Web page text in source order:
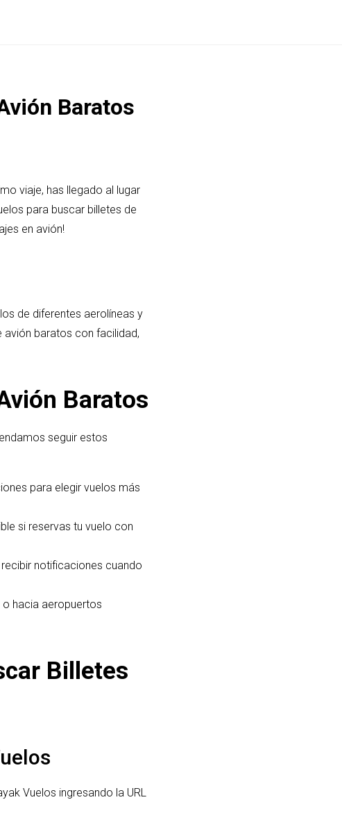
Baratos
viaje, has llegado al lugar
para buscar billetes de
en avión!
de diferentes aerolíneas y
avión baratos con facilidad,
Baratos
seguir estos
para elegir vuelos más
si reservas tu vuelo con
notificaciones cuando
o hacia aeropuertos
Billetes
Vuelos ingresando la URL